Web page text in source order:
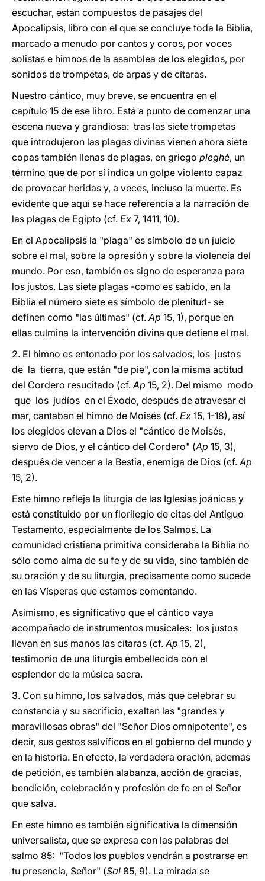
escuchar, están compuestos de pasajes del
Apocalipsis, libro con el que se concluye toda la Biblia,
marcado a menudo por cantos y coros, por voces
solistas e himnos de la asamblea de los elegidos, por
sonidos de trompetas, de arpas y de cítaras.
Nuestro cántico, muy breve, se encuentra en el
capítulo 15 de ese libro. Está a punto de comenzar una
escena nueva y grandiosa: tras las siete trompetas
que introdujeron las plagas divinas vienen ahora siete
copas también llenas de plagas, en griego pleghè, un
término que de por sí indica un golpe violento capaz
de provocar heridas y, a veces, incluso la muerte. Es
evidente que aquí se hace referencia a la narración de
las plagas de Egipto (cf. Ex 7, 1411, 10).
En el Apocalipsis la "plaga" es símbolo de un juicio
sobre el mal, sobre la opresión y sobre la violencia del
mundo. Por eso, también es signo de esperanza para
los justos. Las siete plagas -como es sabido, en la
Biblia el número siete es símbolo de plenitud- se
definen como "las últimas" (cf.Ap 15, 1), porque en
ellas culmina la intervención divina que detiene el mal.
2. El himno es entonado por los salvados, los justos
de la tierra, que están "de pie", con la misma actitud
del Cordero resucitado (cf.Ap 15, 2). Del mismo modo
que los judíos en el Éxodo, después de atravesar el
mar, cantaban el himno de Moisés (cf. Ex 15, 1-18), así
los elegidos elevan a Dios el "cántico de Moisés,
siervo de Dios, y el cántico del Cordero" (Ap 15, 3),
después de vencer a la Bestia, enemiga de Dios (cf.Ap
15, 2).
Este himno refleja la liturgia de las Iglesias joánicas y
está constituido por un florilegio de citas del Antiguo
Testamento, especialmente de los Salmos. La
comunidad cristiana primitiva consideraba la Biblia no
sólo como alma de su fe y de su vida, sino también de
su oración y de su liturgia, precisamente como sucede
en las Vísperas que estamos comentando.
Asimismo, es significativo que el cántico vaya
acompañado de instrumentos musicales: los justos
llevan en sus manos las cítaras (cf.Ap 15, 2),
testimonio de una liturgia embellecida con el
esplendor de la música sacra.
3. Con su himno, los salvados, más que celebrar su
constancia y su sacrificio, exaltan las "grandes y
maravillosas obras" del "Señor Dios omnipotente", es
decir, sus gestos salvíficos en el gobierno del mundo y
en la historia. En efecto, la verdadera oración, además
de petición, es también alabanza, acción de gracias,
bendición, celebración y profesión de fe en el Señor
que salva.
En este himno es también significativa la dimensión
universalista, que se expresa con las palabras del
salmo 85: "Todos los pueblos vendrán a postrarse en
tu presencia, Señor" (Sal 85, 9). La mirada se